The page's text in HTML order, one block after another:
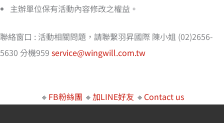
主辦單位保有活動內容修改之權益。
聯絡窗口 : 活動相關問題，請聯繫羽昇國際 陳小姐 (02)2656-
5630 分機959 service@wingwill.com.tw
🔸 FB粉絲團 🔸加LINE好友 🔸 Contact us